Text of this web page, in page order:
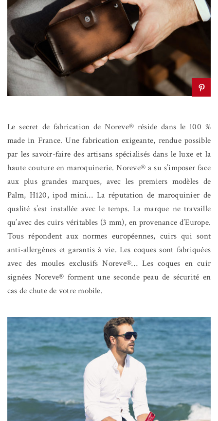
Le secret de fabrication de Noreve® réside dans le 100 %
made in France. Une fabrication exigeante, rendue possible
par les savoir-faire des artisans spécialisés dans le luxe et la
haute couture en maroquinerie. Noreve® a su s’imposer face
aux plus grandes marques, avec les premiers modèles de
Palm, H120, ipod mini… La réputation de maroquinier de
qualité s’est installée avec le temps. La marque ne travaille
qu’avec des cuirs véritables (3 mm), en provenance d’Europe.
Tous répondent aux normes européennes, cuirs qui sont
anti-allergènes et garantis à vie. Les coques sont fabriquées
avec des moules exclusifs Noreve®… Les coques en cuir
signées Noreve® forment une seconde peau de sécurité en
cas de chute de votre mobile.